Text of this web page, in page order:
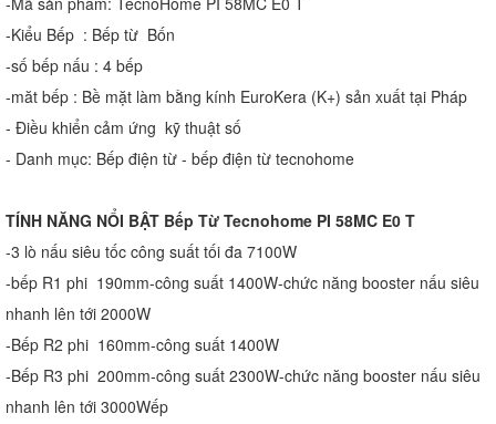
-Kiểu Bếp : Bếp từ Bốn
-số bếp nấu : 4 bếp
-măt bếp : Bề mặt làm bằng kính EuroKera (K+) sản xuất tại Pháp
- Điều khiển cảm ứng kỹ thuật số
- Danh mục: Bếp điện từ - bếp điện từ tecnohome
TÍNH NĂNG NỔI BẬT Bếp Từ Tecnohome PI 58MC E0 T
-3 lò nấu siêu tốc công suất tối đa 7100W
-bếp R1 phi 190mm-công suất 1400W-chức năng booster nấu siêu
nhanh lên tới 2000W
-Bếp R2 phi 160mm-công suất 1400W
-Bếp R3 phi 200mm-công suất 2300W-chức năng booster nấu siêu
nhanh lên tới 3000Wếp